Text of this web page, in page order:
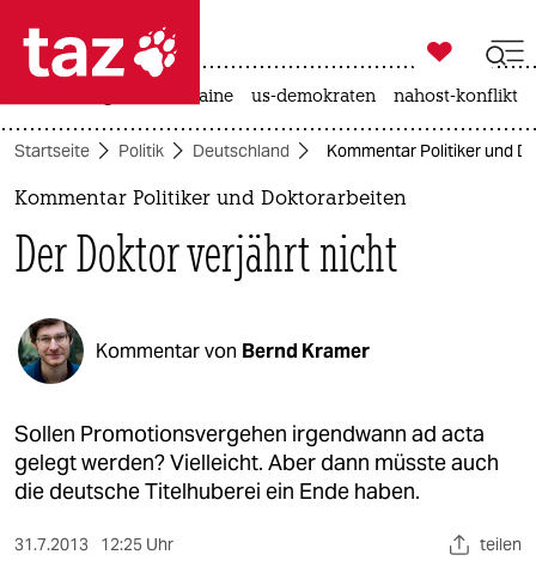
 taz zahl ich
taz zahl ich
politik
öko
gesellschaft
kultur
sport
berlin

taz zahl ich
krieg in der ukraine us-demokraten nahost-konflikt
Startseite Politik Deutschland Kommentar Politiker und
Kommentar Politiker und Doktorarbeiten
Der Doktor verjährt nicht
Kommentar von Bernd Kramer
Sollen Promotionsvergehen irgendwann ad acta
gelegt werden? Vielleicht. Aber dann müsste auch
die deutsche Titelhuberei ein Ende haben.
31.7.2013 12:25 Uhr teilen